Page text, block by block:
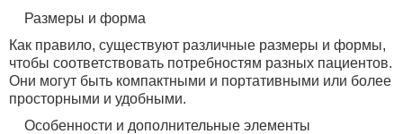
Размеры и форма
Как правило, существуют различные размеры и формы,
чтобы соответствовать потребностям разных пациентов.
Они могут быть компактными и портативными или более
просторными и удобными.
Особенности и дополнительные элементы